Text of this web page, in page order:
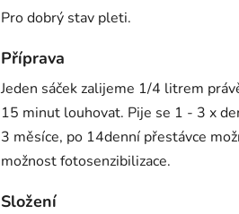
Pro dobrý stav pleti.
Příprava
Jeden sáček zalijeme 1/4 litrem
15 minut louhovat. Pije se 1 - 3 x
3 měsíce, po 14denní přestávce
možnost fotosenzibilizace.
Složení